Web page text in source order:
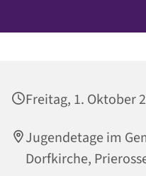
Freitag, 1. Oktober
Jugendetage im
Dorfkirche,